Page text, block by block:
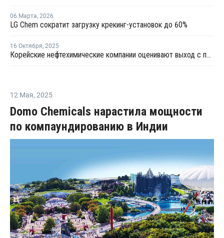
06 Марта, 2026
LG Chem сократит загрузку крекинг-установок до 60%
16 Октября, 2025
Корейские нефтехимические компании оценивают выход с постоянно перенасыщенного убыточного рынка
12 Мая, 2025
Domo Chemicals нарастила мощности
по компаундированию в Индии